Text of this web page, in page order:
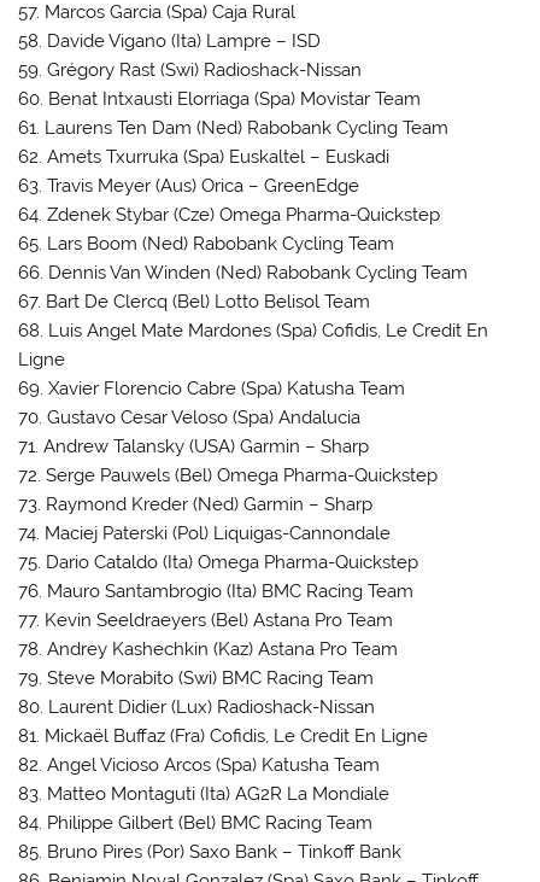
57. Marcos Garcia (Spa) Caja Rural
58. Davide Vigano (Ita) Lampre – ISD
59. Grégory Rast (Swi) Radioshack-Nissan
60. Benat Intxausti Elorriaga (Spa) Movistar Team
61. Laurens Ten Dam (Ned) Rabobank Cycling Team
62. Amets Txurruka (Spa) Euskaltel – Euskadi
63. Travis Meyer (Aus) Orica – GreenEdge
64. Zdenek Stybar (Cze) Omega Pharma-Quickstep
65. Lars Boom (Ned) Rabobank Cycling Team
66. Dennis Van Winden (Ned) Rabobank Cycling Team
67. Bart De Clercq (Bel) Lotto Belisol Team
68. Luis Angel Mate Mardones (Spa) Cofidis, Le Credit En
Ligne
69. Xavier Florencio Cabre (Spa) Katusha Team
70. Gustavo Cesar Veloso (Spa) Andalucia
71. Andrew Talansky (USA) Garmin – Sharp
72. Serge Pauwels (Bel) Omega Pharma-Quickstep
73. Raymond Kreder (Ned) Garmin – Sharp
74. Maciej Paterski (Pol) Liquigas-Cannondale
75. Dario Cataldo (Ita) Omega Pharma-Quickstep
76. Mauro Santambrogio (Ita) BMC Racing Team
77. Kevin Seeldraeyers (Bel) Astana Pro Team
78. Andrey Kashechkin (Kaz) Astana Pro Team
79. Steve Morabito (Swi) BMC Racing Team
80. Laurent Didier (Lux) Radioshack-Nissan
81. Mickaël Buffaz (Fra) Cofidis, Le Credit En Ligne
82. Angel Vicioso Arcos (Spa) Katusha Team
83. Matteo Montaguti (Ita) AG2R La Mondiale
84. Philippe Gilbert (Bel) BMC Racing Team
85. Bruno Pires (Por) Saxo Bank – Tinkoff Bank